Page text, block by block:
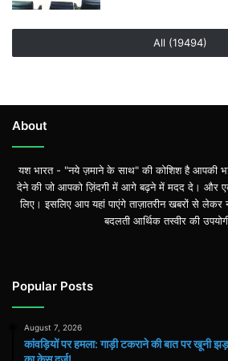
All (19494)
About
यश भारत - "नये ज़माने के साथ" की कोशिश है आपकी
देने की जो आपको ज़िंदगी में आगे बढ़ने में मदद दे। और
लिए। इसलिए आप यहां पाएंगे ताज़ातरीन खबरों से लेकर
बदलती आर्थिक तस्वीर की
Popular Posts
August 7, 2026
कांवड़ियों पर हमला: गाड़ी टकराने की बात पर खूनी